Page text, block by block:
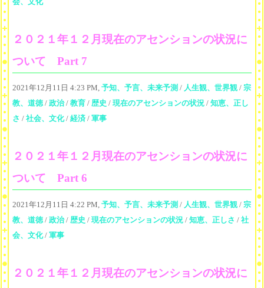
２０２１年１２月現在のアセンションの状況に
ついて Part 7
2021年12月11日 4:23 PM, 予知、予言、未来予測 / 人生観、世界観 / 宗
教、道徳/ 政治/ 教育 / 歴史 / 現在のアセンションの状況 / 知恵、正し
さ / 社会、文化/ 経済 / 軍事
２０２１年１２月現在のアセンションの状況に
ついて Part 6
2021年12月11日 4:22 PM, 予知、予言、未来予測 / 人生観、世界観 / 宗
教、道徳/ 政治/ 歴史 / 現在のアセンションの状況 / 知恵、正しさ / 社
会、文化/ 軍事
２０２１年１２月現在のアセンションの状況に